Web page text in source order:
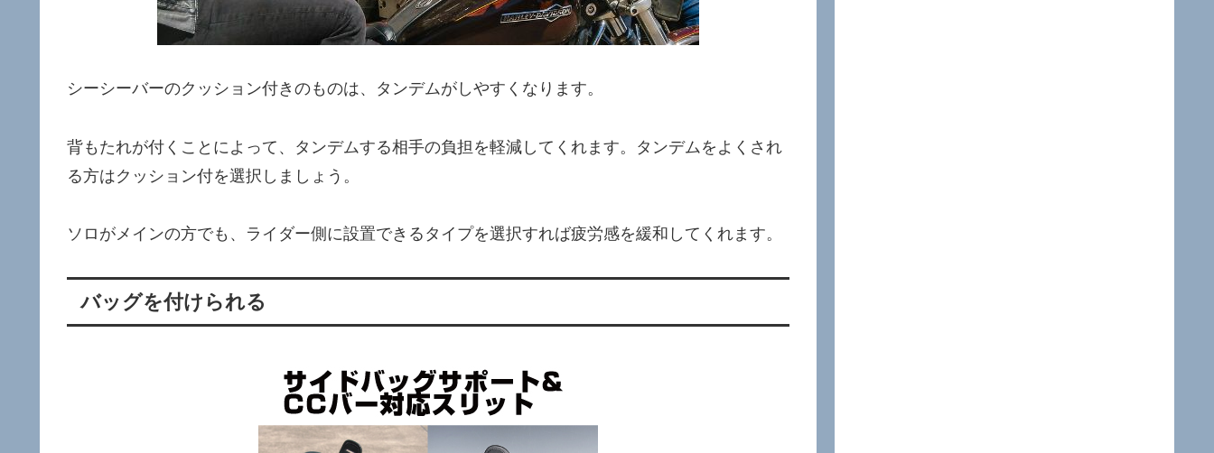
シーシーバーのクッション付きのものは、タンデムがしやすくなります。
背もたれが付くことによって、タンデムする相手の負担を軽減してくれます。タンデムをよくされ
る方はクッション付を選択しましょう。
ソロがメインの方でも、ライダー側に設置できるタイプを選択すれば疲労感を緩和してくれます。
バッグを付けられる